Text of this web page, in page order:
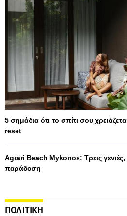
5 σημάδια ότι το σπίτι σου
reset
Agrari Beach Mykonos: Τρεις γενιές,
παράδοση
ΠΟΛΙΤΙΚΗ